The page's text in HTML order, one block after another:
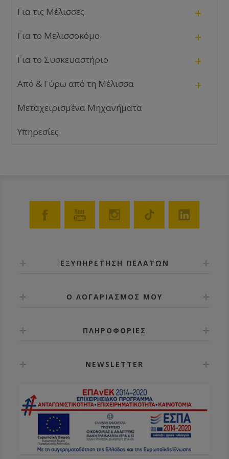
Για τις Μέλισσες +
Για το Μελισσοκόμο +
Για το Συσκευαστήριο +
Από & Γύρω από τη Μέλισσα +
Μεταχειρισμένα Μηχανήματα
Υπηρεσίες
ΕΞΥΠΗΡΕΤΗΣΗ ΠΕΛΑΤΩΝ
Ο ΛΟΓΑΡΙΑΣΜΟΣ ΜΟΥ
ΠΛΗΡΟΦΟΡΙΕΣ
NEWSLETTER